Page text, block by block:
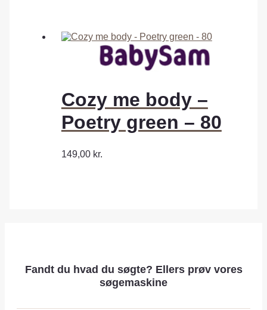
Cozy me body –
Poetry green – 80
149,00 kr.
Fandt du hvad du søgte? Ellers prøv vores
søgemaskine